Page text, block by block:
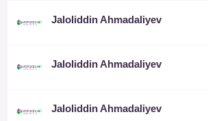
Jaloliddin Ahmadaliyev
Jaloliddin Ahmadaliyev
Jaloliddin Ahmadaliyev